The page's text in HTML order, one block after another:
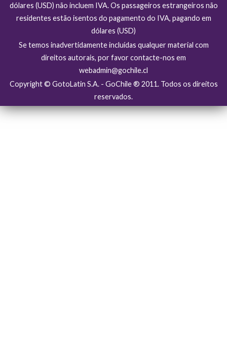
dólares (USD) não incluem IVA. Os passageiros estrangeiros não
residentes estão isentos do pagamento do IVA, pagando em
dólares (USD)
Se temos inadvertidamente incluídas qualquer material com
direitos autorais, por favor contacte-nos em
webadmin@gochile.cl
Copyright © GotoLatin S.A. - GoChile ® 2011. Todos os direitos
reservados.